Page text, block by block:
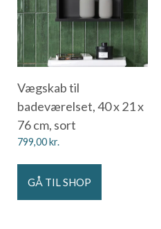
Vægskab til
badeværelset, 40 x 21 x
76 cm, sort
799,00kr.
GÅ TIL SHOP